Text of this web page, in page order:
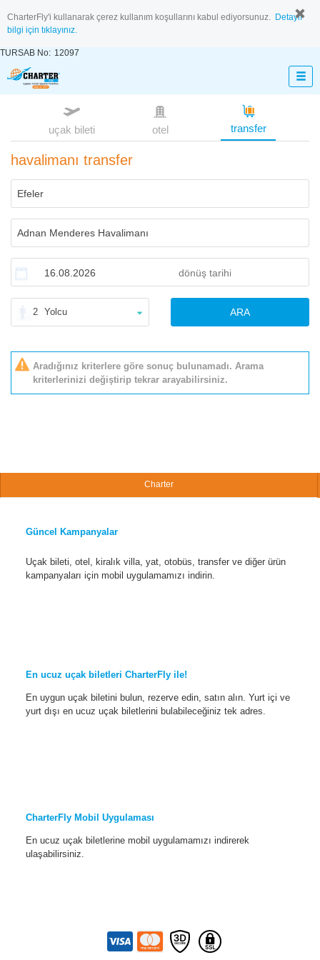
CharterFly'i kullanarak çerez kullanım koşullarını kabul ediyorsunuz. Detaylı
bilgi için tıklayınız.
TURSAB No: 12097
uçak bileti otel transfer
havalimanı transfer
2 Yolcu ARA
Aradığınız kriterlere göre sonuç bulunamadı. Arama
kriterlerinizi değiştirip tekrar arayabilirsiniz.
Charter
Güncel Kampanyalar
Uçak bileti, otel, kiralık villa, yat, otobüs, transfer ve diğer ürün
kampanyaları için mobil uygulamamızı indirin.
En ucuz uçak biletleri CharterFly ile!
En uygun uçak biletini bulun, rezerve edin, satın alın. Yurt içi ve
yurt dışı en ucuz uçak biletlerini bulabileceğiniz tek adres.
CharterFly Mobil Uygulaması
En ucuz uçak biletlerine mobil uygulamamızı indirerek
ulaşabilirsiniz.